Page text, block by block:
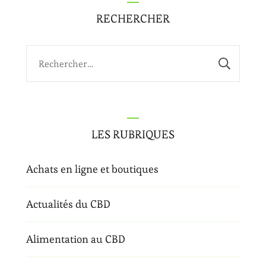
RECHERCHER
LES RUBRIQUES
Achats en ligne et boutiques
Actualités du CBD
Alimentation au CBD